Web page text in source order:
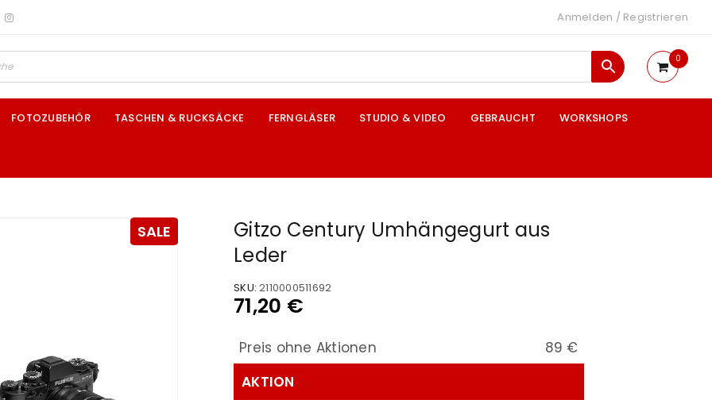
Anmelden / Registrieren
0
FOTOZUBEHÖR TASCHEN & RUCKSÄCKE FERNGLÄSER STUDIO & VIDEO GEBRAUCHT WORKSHOPS
SALE
Gitzo Century Umhängegurt aus
Leder
SKU: 2110000511692
71,20 €
Preis ohne Aktionen
89 €
AKTION